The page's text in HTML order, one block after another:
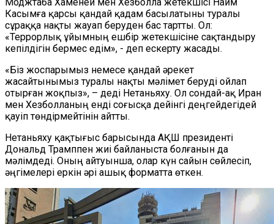
Касымға қарсы қандай қадам басылатыны туралы
сұраққа нақты жауап беруден бас тартты. Ол:
«Террорлық ұйымның ешбір жетекшісіне сақтандыру
кепілдігін бермес едім», - деп ескерту жасады.
«Біз жоспарымыз немесе қандай әрекет
жасайтынымыз туралы нақты мәлімет беруді ойлап
отырған жоқпыз», – деді Нетаньяху. Ол сондай-ақ Иран
мен Хезболланың енді соғысқа дейінгі деңгейдегідей
қауіп төндірмейтінін айтты.
Нетаньяху қақтығыс барысында АҚШ президенті
Дональд Трамппен жиі байланыста болғанын да
мәлімдеді. Оның айтуынша, олар күн сайын сөйлесіп,
әңгімелері еркін әрі ашық форматта өткен.